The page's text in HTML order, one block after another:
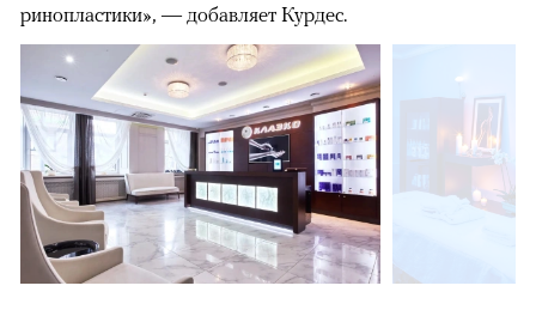
ринопластики», — добавляет Курдес.